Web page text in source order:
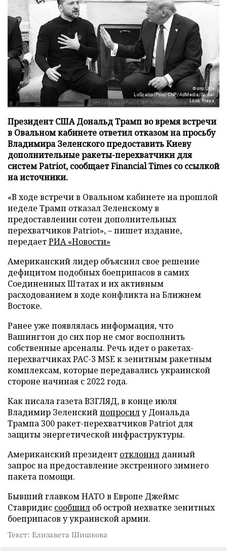
Фото: Jim
LoScalzo/Pool/CNP/AdMedia/Global
Look Press
Президент США Дональд Трамп во время встречи
в Овальном кабинете ответил отказом на просьбу
Владимира Зеленского предоставить Киеву
дополнительные ракеты-перехватчики для
систем Patriot, сообщает Financial Times со ссылкой
на источники.
«В ходе встречи в Овальном кабинете на прошлой
неделе Трамп отказал Зеленскому в
предоставлении сотен дополнительных
перехватчиков Patriot», – пишет издание,
передаетРИА «Новости»
Американский лидер объяснил свое решение
дефицитом подобных боеприпасов в самих
Соединенных Штатах и их активным
расходованием в ходе конфликта на Ближнем
Востоке.
Ранее уже появлялась информация, что
Вашингтон до сих пор не смог восполнить
собственные арсеналы. Речь идет о ракетах-
перехватчиках PAC-3 MSE к зенитным ракетным
комплексам, которые передавались украинской
стороне начиная с 2022 года.
Как писала газета ВЗГЛЯД, в конце июля
Владимир Зеленскийпопросилу Дональда
Трампа 300 ракет-перехватчиков Patriot для
защиты энергетической инфраструктуры.
Американский президент отклонил данный
запрос на предоставление экстренного зимнего
пакета помощи.
Бывший главком НАТО в Европе Джеймс
Ставридис сообщил об острой нехватке зенитных
боеприпасов у украинской армии.
Текст: Елизавета Шишкова